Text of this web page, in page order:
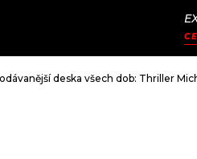
deska všech dob: Thriller